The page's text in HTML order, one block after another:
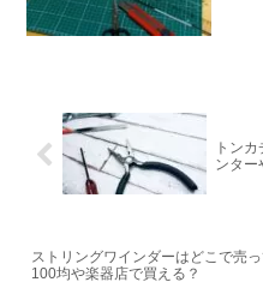
トン
ンター
ストリングワインダーはどこで売っ
100均や楽器店で買える？